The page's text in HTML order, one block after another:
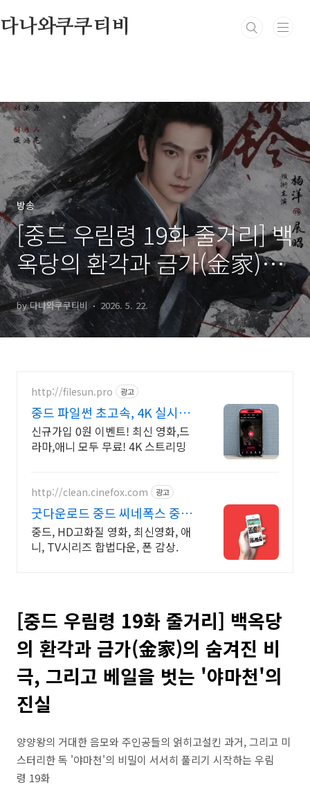
다나와쿠쿠티비
방송
[중드 우림령 19화 줄거리] 백
옥당의 환각과 금가(金家)의
숨겨진 비극, 그리고 베일을
벗는 '야마천'의 진실
by 다나와쿠쿠티비 2026. 5. 22.
http://filesun.pro 광고
중드 파일썬 초고속, 4K 실시간
보기!
신규가입 0원 이벤트! 최신 영화,드
라마,애니 모두 무료! 4K 스트리밍
http://clean.cinefox.com 광고
굿다운로드 중드 씨네폭스 중드
일드 30%할인
중드, HD고화질 영화, 최신영화, 애
니, TV시리즈 합법다운, 폰 감상.
[중드 우림령 19화 줄거리] 백옥당
의 환각과 금가(金家)의 숨겨진 비
극, 그리고 베일을 벗는 '야마천'의
진실
양양왕의 거대한 음모와 주인공들의 얽히고설킨 과거, 그리고 미
스터리한 독 '야마천'의 비밀이 서서히 풀리기 시작하는 우림
령 19화